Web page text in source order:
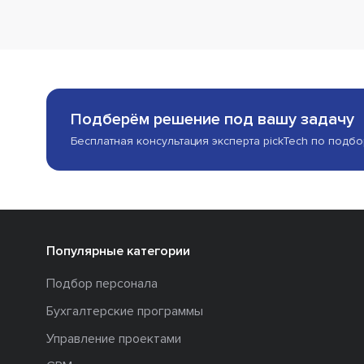
Подберём решение под вашу задачу
Бесплатная консультация эксперта pickTech по
Популярные категории
Подбор персонала
Бухгалтерские программы
Управление проектами